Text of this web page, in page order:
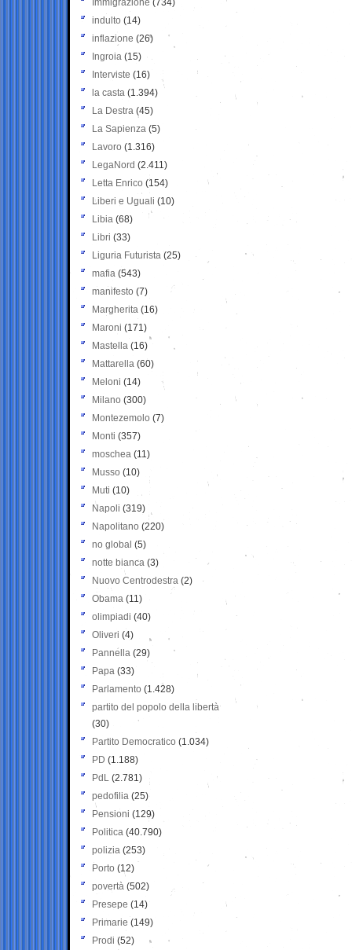
Immigrazione (734)
indulto (14)
inflazione (26)
Ingroia (15)
Interviste (16)
la casta (1.394)
La Destra (45)
La Sapienza (5)
Lavoro (1.316)
LegaNord (2.411)
Letta Enrico (154)
Liberi e Uguali (10)
Libia (68)
Libri (33)
Liguria Futurista (25)
mafia (543)
manifesto (7)
Margherita (16)
Maroni (171)
Mastella (16)
Mattarella (60)
Meloni (14)
Milano (300)
Montezemolo (7)
Monti (357)
moschea (11)
Musso (10)
Muti (10)
Napoli (319)
Napolitano (220)
no global (5)
notte bianca (3)
Nuovo Centrodestra (2)
Obama (11)
olimpiadi (40)
Oliveri (4)
Pannella (29)
Papa (33)
Parlamento (1.428)
partito del popolo della libertà
(30)
Partito Democratico (1.034)
PD (1.188)
PdL (2.781)
pedofilia (25)
Pensioni (129)
Politica (40.790)
polizia (253)
Porto (12)
povertà (502)
Presepe (14)
Primarie (149)
Prodi (52)